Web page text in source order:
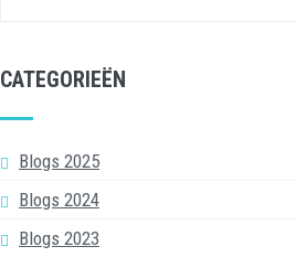
CATEGORIEËN
Blogs 2025
Blogs 2024
Blogs 2023